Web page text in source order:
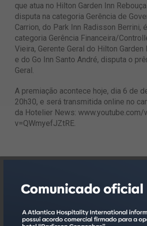
que atua no Hilton Garden Inn
disputa na categoria Gerência de
Carrion, do Park Inn Radisson Berrini,
categoria Gerência Financeira/
Vieira, Gerente Geral do Hilton Garden
e do Go Inn Santo André, disputa o
Geral.
A premiação acontece hoje, dia 6 de
20h30, e será transmitida online no
da Hotelier News: www.youtube.com/
v=QWmyefJZtRE.
Fundada em 1998, a Atlantica
sediada no estado de São Paulo, é a
e conta com um portfólio com mais de